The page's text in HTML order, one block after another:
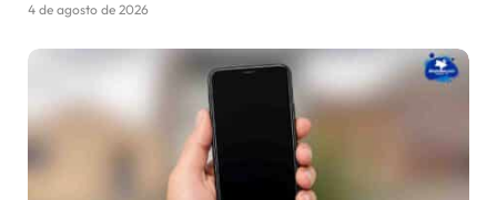
4 de agosto de 2026